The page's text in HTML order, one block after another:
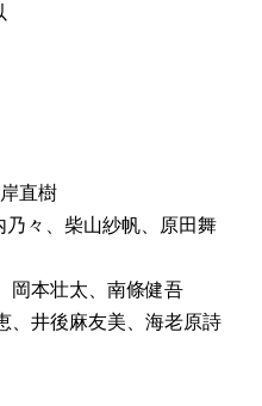
直樹
々、柴山紗帆、原田舞
岡本壮太、南條健吾
、井後麻友美、海老原詩